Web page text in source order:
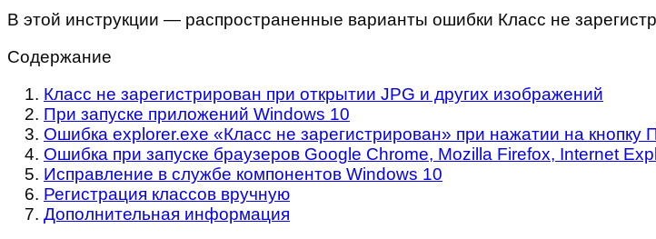
В этой инструкции — распространенные варианты ошибки Класс не
Содержание
Класс не зарегистрирован при открытии JPG и других изображений
При запуске приложений Windows 10
Ошибка explorer.exe «Класс не зарегистрирован» при нажатии на кнопку
Ошибка при запуске браузеров Google Chrome, Mozilla Firefox, Internet
Исправление в службе компонентов Windows 10
Регистрация классов вручную
Дополнительная информация